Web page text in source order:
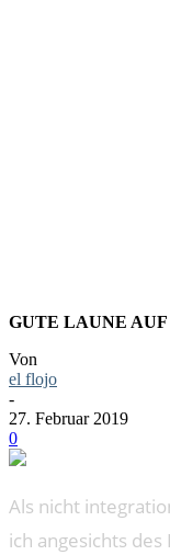
GUTE LAUNE
Von
el flojo
-
27. Februar 2019
0
Als nicht
ich angesichts